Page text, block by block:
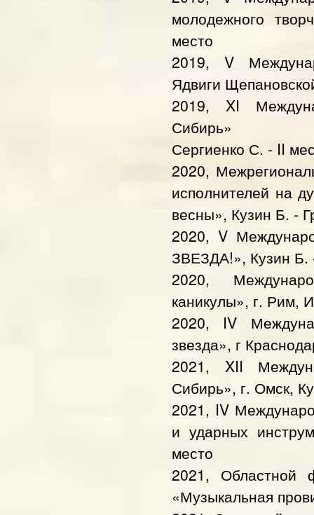
молодежного
место
2019, V
Ядвиги
2019, XI
Сибирь»
Сергиенко С. - II
2020,
исполнителей на
весны», Кузин Б. -
2020, V
ЗВЕЗДА!», Кузин Б.
2020,
каникулы», г. Рим,
2020, IV
звезда», г
2021, XII
Сибирь», г. Омск,
2021, IV
и ударных
место
2021, Областной
«Музыкальная